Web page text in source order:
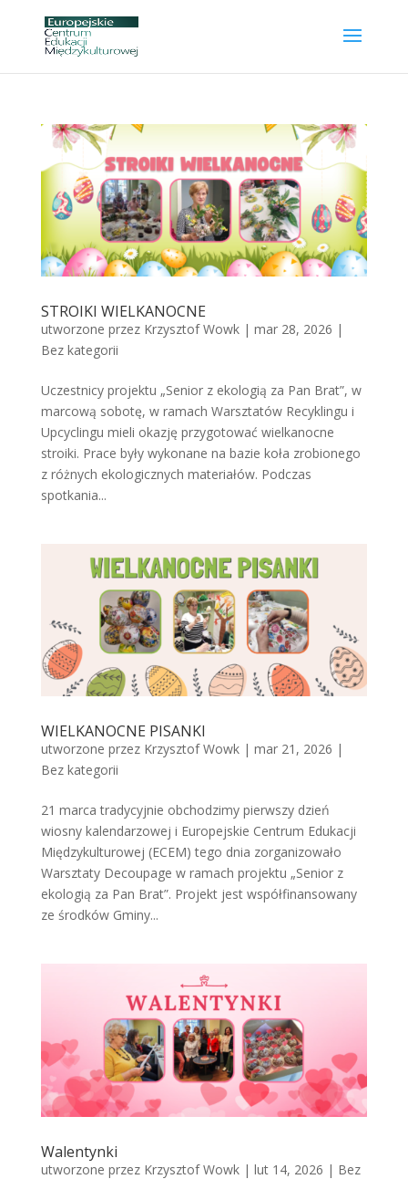
STROIKI WIELKANOCNE
utworzone przez Krzysztof Wowk| mar 28, 2026 |
Bez kategorii
Uczestnicy projektu „Senior z ekologią za Pan Brat”, w
marcową sobotę, w ramach Warsztatów Recyklingu i
Upcyclingu mieli okazję przygotować wielkanocne
stroiki. Prace były wykonane na bazie koła zrobionego
z różnych ekologicznych materiałów. Podczas
spotkania...
WIELKANOCNE PISANKI
utworzone przez Krzysztof Wowk| mar 21, 2026 |
Bez kategorii
21 marca tradycyjnie obchodzimy pierwszy dzień
wiosny kalendarzowej i Europejskie Centrum Edukacji
Międzykulturowej (ECEM) tego dnia zorganizowało
Warsztaty Decoupage w ramach projektu „Senior z
ekologią za Pan Brat”. Projekt jest współfinansowany
ze środków Gminy...
Walentynki
utworzone przez Krzysztof Wowk| lut 14, 2026 | Bez